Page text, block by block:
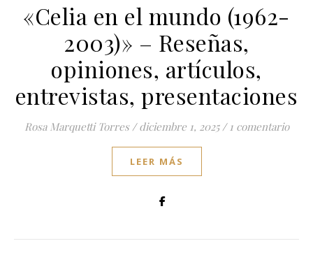
«Celia en el mundo (1962-
2003)» – Reseñas,
opiniones, artículos,
entrevistas, presentaciones
Rosa Marquetti Torres / diciembre 1, 2025 / 1 comentario
LEER MÁS